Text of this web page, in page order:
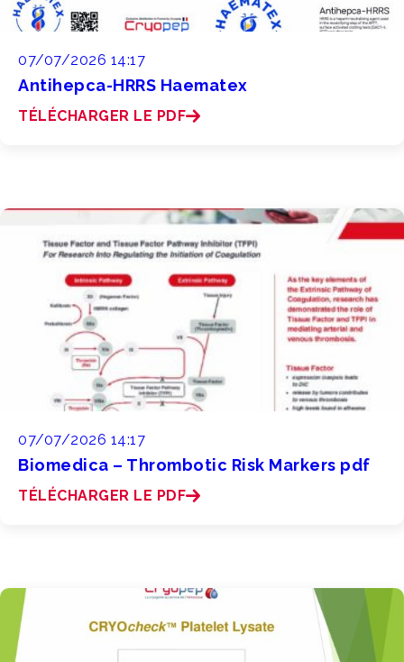
07/07/2026 14:17
Antihepca-HRRS Haematex
TÉLÉCHARGER LE PDF
07/07/2026 14:17
Biomedica – Thrombotic Risk Markers pdf
TÉLÉCHARGER LE PDF